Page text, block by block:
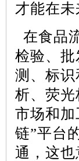
才能在
在食品
检验、
测、标
析、荧
市场和
链”平台
通，这